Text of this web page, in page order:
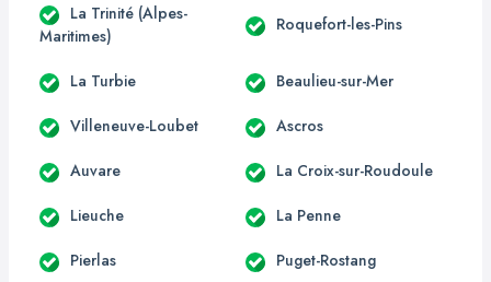
La Trinité (Alpes-
Maritimes)
Roquefort-les-Pins
La Turbie Beaulieu-sur-Mer
Villeneuve-Loubet Ascros
Auvare La Croix-sur-Roudoule
Lieuche La Penne
Pierlas Puget-Rostang